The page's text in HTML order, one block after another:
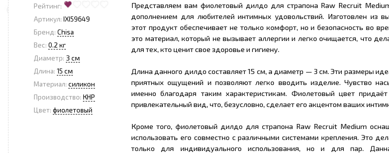
Рейтинг:
Артикул: IXI59649
Бренд: Chisa
Вес: 0.2 кг
Диаметр: 3 см
Длина: 15 см
Материал: силикон
Производство: КНР
Цвет: фиолетовый
Представляем вам фиолетовый дилдо для страпона Raw Recruit
дополнением для любителей интимных удовольствий. Изготовлен из
этот продукт обеспечивает не только комфорт, но и безопасность во
это материал, который не вызывает аллергии и легко очищается, что
для тех, кто ценит свое здоровье и гигиену.
Длина данного дилдо составляет 15 см, а диаметр — 3 см. Эти размеры
приятных ощущений и позволяют легко вводить изделие. Чувство
именно благодаря таким характеристикам. Фиолетовый цвет
привлекательный вид, что, безусловно, сделает его акцентом ваших
Кроме того, фиолетовый дилдо для страпона Raw Recruit Medium
использовать его совместно с различными системами крепления. Это
только для индивидуального использования, но и для пар.